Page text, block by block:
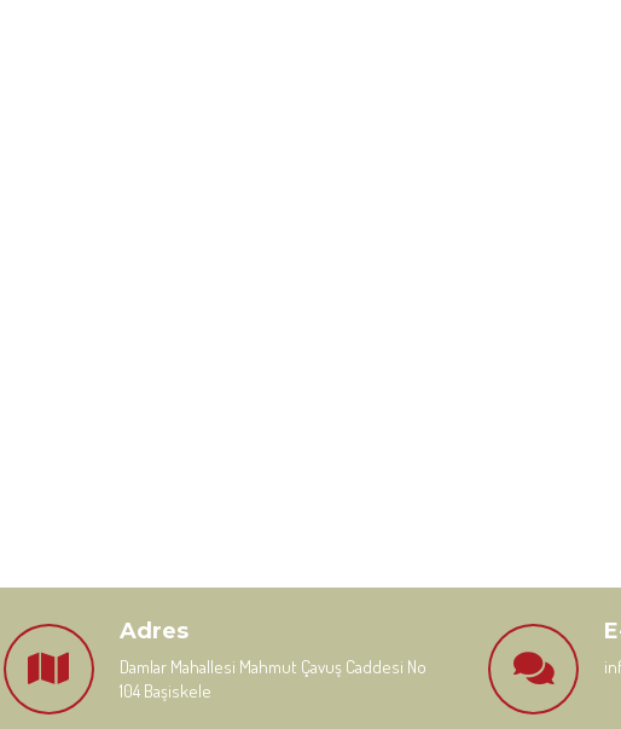
Adres
Damlar Mahallesi Mahmut Çavuş Caddesi No
104 Başiskele